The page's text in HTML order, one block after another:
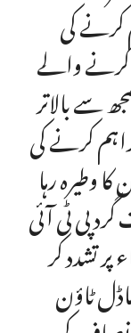
کرنے کی
کرنے والے
سے بالاتر
کرنے کی
وطیرہ رہا
پی ٹی آئی
تشدد کر
ٹاؤن